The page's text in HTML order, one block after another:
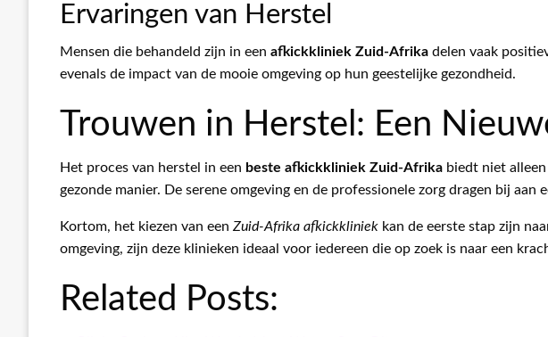
Ervaringen van Herstel
Mensen die behandeld zijn in een afkickkliniek Zuid-Afrika delen vaak
evenals de impact van de mooie omgeving op hun geestelijke gezondheid.
Trouwen in Herstel: Een
Het proces van herstel in een beste afkickkliniek Zuid-Afrika biedt niet
gezonde manier. De serene omgeving en de professionele zorg dragen bij aan
Kortom, het kiezen van een Zuid-Afrika afkickkliniek kan de eerste stap zijn
omgeving, zijn deze klinieken ideaal voor iedereen die op zoek is naar een
Related Posts: